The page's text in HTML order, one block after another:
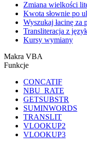
Zmiana wielkości
Kwota słownie po
Wyszukaj łacinę
Transliteracja z
Kursy wymiany
Makra VBA
Funkcje
CONCATIF
NBU_RATE
GETSUBSTR
SUMINWORDS
TRANSLIT
VLOOKUP2
VLOOKUP3